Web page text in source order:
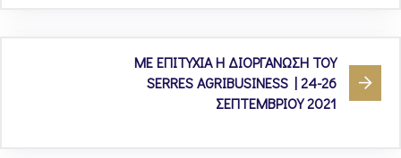
ΜΕ ΕΠΙΤΥΧΙΑ Η ΔΙΟΡΓΑΝΩΣΗ ΤΟΥ
SERRES AGRIBUSINESS | 24-26
ΣΕΠΤΕΜΒΡΙΟΥ 2021